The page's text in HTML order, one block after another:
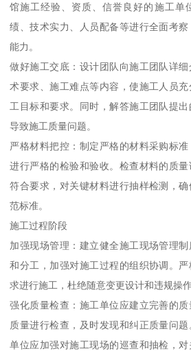
馆施工经验、资质、信誉良好的施工单
绩、技术实力、人员配备等进行全面考
能力。
做好施工交底：设计团队向施工团队详
术要求、施工难点等内容，使施工人员
工目标和要求。同时，解答施工团队提
导致施工质量问题。
严格材料把控：制定严格的材料采购标
进行严格的检验和验收。检查材料的质
符合要求，对关键材料进行抽样检测，
范标准。
施工过程阶段
加强现场管理：建立健全施工现场管理
和分工，加强对施工过程的组织协调。
求进行施工，杜绝随意变更设计和违规操作
强化质量检查：施工单位应建立完善的
质量进行检查，及时发现和纠正质量问
单位应加强对施工现场的巡查和抽检，